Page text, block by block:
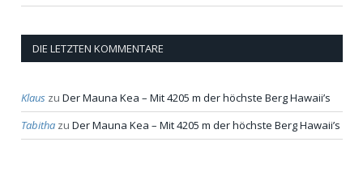
DIE LETZTEN KOMMENTARE
Klaus zu Der Mauna Kea – Mit 4205 m der höchste Berg Hawaii’s
Tabitha zu Der Mauna Kea – Mit 4205 m der höchste Berg Hawaii’s